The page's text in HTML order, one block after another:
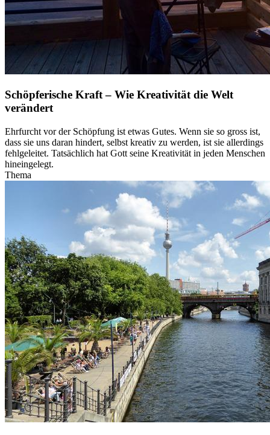
Schöpferische Kraft – Wie Kreativität die Welt
verändert
Ehrfurcht vor der Schöpfung ist etwas Gutes. Wenn sie so gross ist,
dass sie uns daran hindert, selbst kreativ zu werden, ist sie allerdings
fehlgeleitet. Tatsächlich hat Gott seine Kreativität in jeden Menschen
hineingelegt.
Thema